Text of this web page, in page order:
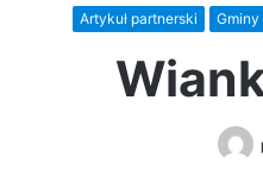
Artykuł partnerski Gminy